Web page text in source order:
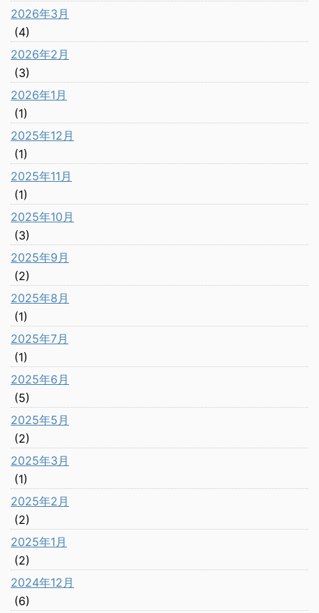
2026年3月
(4)
2026年2月
(3)
2026年1月
(1)
2025年12月
(1)
2025年11月
(1)
2025年10月
(3)
2025年9月
(2)
2025年8月
(1)
2025年7月
(1)
2025年6月
(5)
2025年5月
(2)
2025年3月
(1)
2025年2月
(2)
2025年1月
(2)
2024年12月
(6)